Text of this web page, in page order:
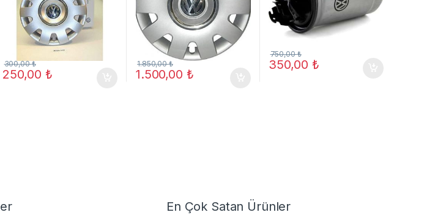
250,00 ₺
300,00₺
1.500,00 ₺
1.850,00₺ 350,00 ₺
750,00₺
En Çok Satan Ürünler